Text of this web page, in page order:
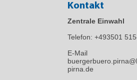
Kontakt
Zentrale Einwahl
Telefon: +493501
E-Mail
pirna.de